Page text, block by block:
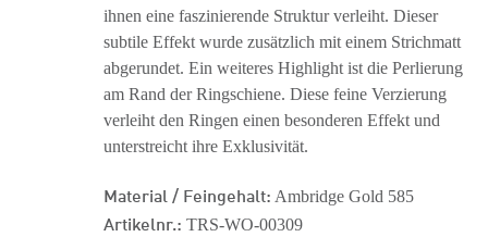
ihnen eine faszinierende Struktur verleiht. Dieser
subtile Effekt wurde zusätzlich mit einem Strichmatt
abgerundet. Ein weiteres Highlight ist die Perlierung
am Rand der Ringschiene. Diese feine Verzierung
verleiht den Ringen einen besonderen Effekt und
unterstreicht ihre Exklusivität.
Material / Feingehalt: Ambridge Gold 585
Artikelnr.: TRS-WO-00309